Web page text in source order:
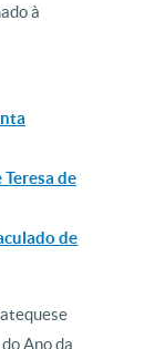
à
de
de
Ano da